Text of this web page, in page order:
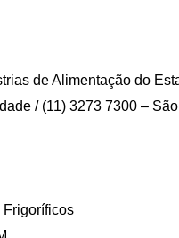
de Alimentação do
/ (11) 3273 7300 –
Frigoríficos